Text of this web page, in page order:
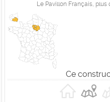
Le Pavillon Français, plus
Ce